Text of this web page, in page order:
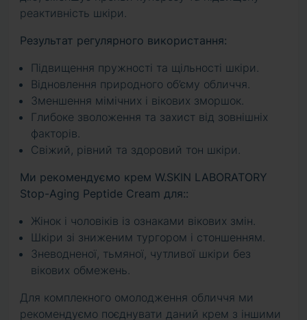
реактивність шкіри.
Результат регулярного використання:
Підвищення пружності та щільності шкіри.
Відновлення природного об’єму обличчя.
Зменшення мімічних і вікових зморшок.
Глибоке зволоження та захист від зовнішніх
факторів.
Свіжий, рівний та здоровий тон шкіри.
Ми рекомендуємо крем W.SKIN LABORATORY
Stop-Aging Peptide Cream для::
Жінок і чоловіків із ознаками вікових змін.
Шкіри зі зниженим тургором і стоншенням.
Зневодненої, тьмяної, чутливої шкіри без
вікових обмежень.
Для комплекного омолодження обличчя ми
рекомендуємо поєднувати даний крем з іншими